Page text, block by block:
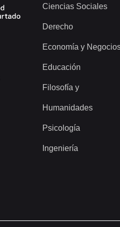
Ciencias Sociales
Derecho
Economía y
Educación
Filosofía y
Humanidades
Psicología
Ingeniería